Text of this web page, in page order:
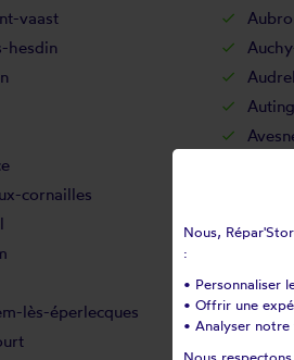
vaast
hesdin
cornailles
Barlin
lès-éperlecques
Nous,
:
• Personnaliser
• Offrir une
• Analyser notre